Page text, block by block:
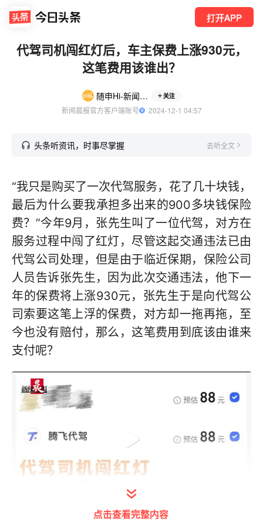
打开APP
代驾司机闯红灯后，车主保费上涨930元，
这笔费用该谁出？
随申Hi-新闻晨报 关注
新闻晨报官方客户端账号
  2024-12-1 04:57
头条听资讯，时事尽掌握 去听全文
“我只是购买了一次代驾服务，花了几十块钱，
最后为什么要我承担多出来的900多块钱保险
费？”今年9月，张先生叫了一位代驾，对方在
服务过程中闯了红灯，尽管这起交通违法已由
代驾公司处理，但是由于临近保期，保险公司
人员告诉张先生，因为此次交通违法，他下一
年的保费将上涨930元，张先生于是向代驾公
司索要这笔上浮的保费，对方却一拖再拖，至
今也没有赔付，那么，这笔费用到底该由谁来
支付呢？
打开今日头条查看完整视频
点击查看完整内容